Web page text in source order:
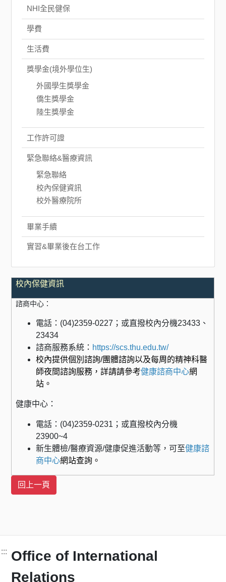
NHI全民健保
學費
生活費
獎學金(境外學位生)
外國學生獎學金
僑生獎學金
陸生獎學金
工作許可證
緊急聯絡&醫療資訊
緊急聯絡
校內保健資訊
校外醫療院所
畢業手續
實習&畢業後在台工作
校內保健資訊
諮商中心：
電話：(04)2359-0227；或直撥校內分機23433、
23434
諮商服務系統： https://scs.thu.edu.tw/
校內提供個別諮詢/團體諮詢以及每周的精神科醫
師夜間諮詢服務，詳請請參考健康諮商中心網
站。
健康中心：
電話：(04)2359-0231；或直撥校內分機
23900~4
新生體檢/醫療資源/健康促進活動等，可至健康諮
商中心網站查詢。
::: Office of International
Relations